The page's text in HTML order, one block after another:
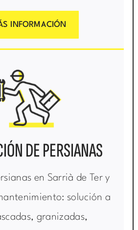
INFORMACIÓN
DE PERSIANAS
en Sarrià de Ter y
solución a
granizadas,